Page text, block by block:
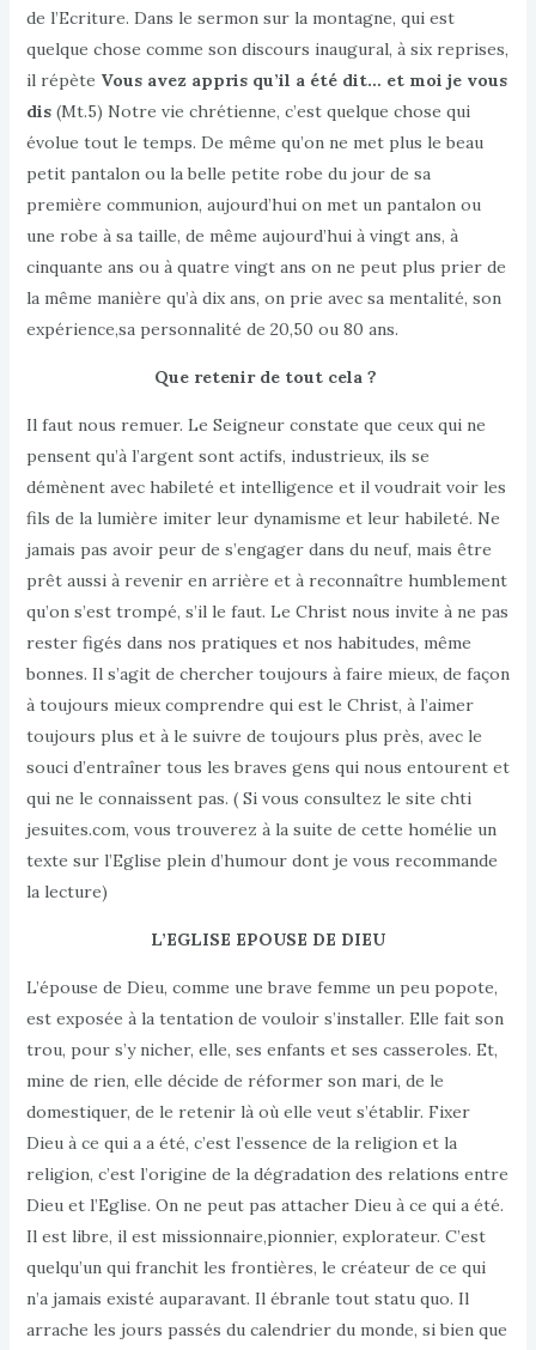
de l’Ecriture. Dans le sermon sur la montagne, qui est
quelque chose comme son discours inaugural, à six reprises,
il répète Vous avez appris qu’il a été dit… et moi je vous
dis(Mt.5) Notre vie chrétienne, c’est quelque chose qui
évolue tout le temps. De même qu’on ne met plus le beau
petit pantalon ou la belle petite robe du jour de sa
première communion, aujourd’hui on met un pantalon ou
une robe à sa taille, de même aujourd’hui à vingt ans, à
cinquante ans ou à quatre vingt ans on ne peut plus prier de
la même manière qu’à dix ans, on prie avec sa mentalité, son
expérience,sa personnalité de 20,50 ou 80 ans.
Que retenir de tout cela ?
Il faut nous remuer. Le Seigneur constate que ceux qui ne
pensent qu’à l’argent sont actifs, industrieux, ils se
démènent avec habileté et intelligence et il voudrait voir les
fils de la lumière imiter leur dynamisme et leur habileté. Ne
jamais pas avoir peur de s’engager dans du neuf, mais être
prêt aussi à revenir en arrière et à reconnaître humblement
qu’on s’est trompé, s’il le faut. Le Christ nous invite à ne pas
rester figés dans nos pratiques et nos habitudes, même
bonnes. Il s’agit de chercher toujours à faire mieux, de façon
à toujours mieux comprendre qui est le Christ, à l’aimer
toujours plus et à le suivre de toujours plus près, avec le
souci d’entraîner tous les braves gens qui nous entourent et
qui ne le connaissent pas. ( Si vous consultez le site chti
jesuites.com, vous trouverez à la suite de cette homélie un
texte sur l’Eglise plein d’humour dont je vous recommande
la lecture)
L’EGLISE EPOUSE DE DIEU
L’épouse de Dieu, comme une brave femme un peu popote,
est exposée à la tentation de vouloir s’installer. Elle fait son
trou, pour s’y nicher, elle, ses enfants et ses casseroles. Et,
mine de rien, elle décide de réformer son mari, de le
domestiquer, de le retenir là où elle veut s’établir. Fixer
Dieu à ce qui a a été, c’est l’essence de la religion et la
religion, c’est l’origine de la dégradation des relations entre
Dieu et l’Eglise. On ne peut pas attacher Dieu à ce qui a été.
Il est libre, il est missionnaire,pionnier, explorateur. C’est
quelqu’un qui franchit les frontières, le créateur de ce qui
n’a jamais existé auparavant. Il ébranle tout statu quo. Il
arrache les jours passés du calendrier du monde, si bien que